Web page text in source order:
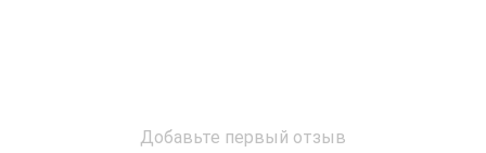
Добавьте первый отзыв